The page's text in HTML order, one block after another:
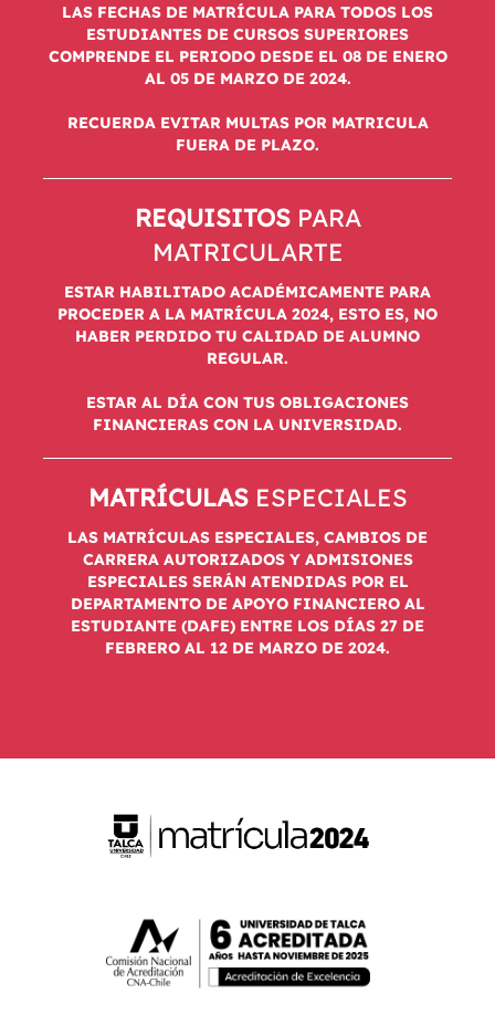
LAS FECHAS DE MATRÍCULA PARA TODOS LOS
ESTUDIANTES DE CURSOS SUPERIORES
COMPRENDE EL PERIODO DESDE EL 08 DE ENERO
AL 05 DE MARZO DE 2024.
RECUERDA EVITAR MULTAS POR MATRICULA
FUERA DE PLAZO.
REQUISITOSPARA
MATRICULARTE
ESTAR HABILITADO ACADÉMICAMENTE PARA
PROCEDER A LA MATRÍCULA 2024, ESTO ES, NO
HABER PERDIDO TU CALIDAD DE ALUMNO
REGULAR.
ESTAR AL DÍA CON TUS OBLIGACIONES
FINANCIERAS CON LA UNIVERSIDAD.
MATRÍCULASESPECIALES
LAS MATRÍCULAS ESPECIALES, CAMBIOS DE
CARRERA AUTORIZADOS Y ADMISIONES
ESPECIALES SERÁN ATENDIDAS POR EL
DEPARTAMENTO DE APOYO FINANCIERO AL
ESTUDIANTE (DAFE) ENTRE LOS DÍAS 27 DE
FEBRERO AL 12 DE MARZO DE 2024.